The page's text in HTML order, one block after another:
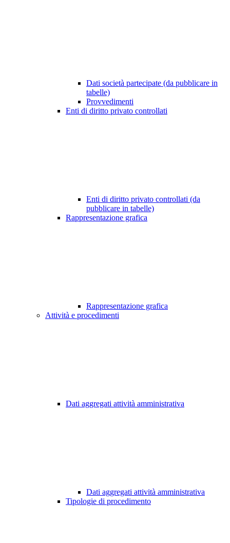
Dati società partecipate (da pubblicare in
tabelle)
Provvedimenti
Enti di diritto privato controllati
Enti di diritto privato controllati (da
pubblicare in tabelle)
Rappresentazione grafica
Rappresentazione grafica
Attività e procedimenti
Dati aggregati attività amministrativa
Dati aggregati attività amministrativa
Tipologie di procedimento